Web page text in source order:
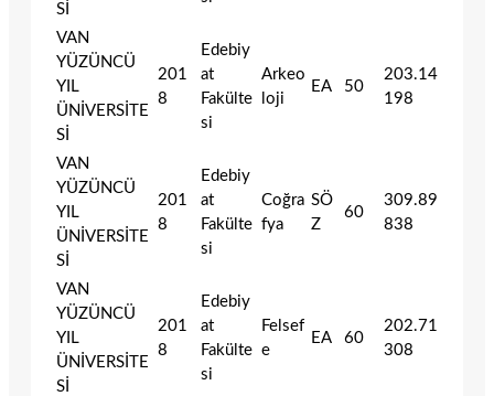
Sİ
VAN
YÜZÜNCÜ
YIL
ÜNİVERSİTE
Sİ
201
8
Edebiy
at
Fakülte
si
Arkeo
loji
EA 50
203.14
198
VAN
YÜZÜNCÜ
YIL
ÜNİVERSİTE
Sİ
201
8
Edebiy
at
Fakülte
si
Coğra
fya
SÖ
Z
60
309.89
838
VAN
YÜZÜNCÜ
YIL
ÜNİVERSİTE
Sİ
201
8
Edebiy
at
Fakülte
si
Felsef
e
EA 60
202.71
308